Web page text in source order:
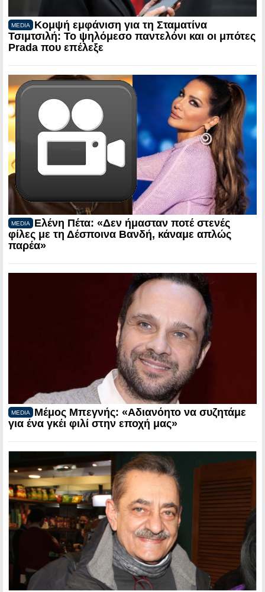
MEDIA
Κομψή εμφάνιση για τη Σταματίνα
Τσιμτσιλή: Το ψηλόμεσο παντελόνι και οι μπότες
Prada που επέλεξε
MEDIA
Ελένη Πέτα: «Δεν ήμασταν ποτέ στενές
φίλες με τη Δέσποινα Βανδή, κάναμε απλώς
παρέα»
MEDIA
Μέμος Μπεγνής: «Αδιανόητο να συζητάμε
για ένα γκέι φιλί στην εποχή μας»